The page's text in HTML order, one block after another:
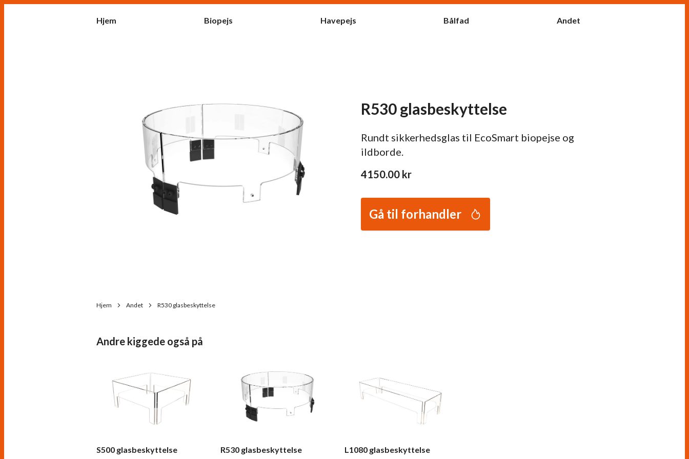
Hjem Biopejs Havepejs Bålfad Andet
R530 glasbeskyttelse
Rundt sikkerhedsglas til EcoSmart biopejse og
ildborde.
4150.00 kr
Gå til forhandler
Hjem Andet R530 glasbeskyttelse
Andre kiggede også på
S500 glasbeskyttelse R530 glasbeskyttelse L1080 glasbeskyttelse